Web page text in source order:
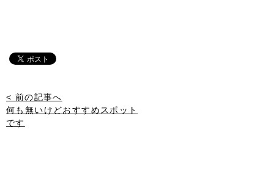
< 前の記事へ
何も無いけどおすすめスポット
です